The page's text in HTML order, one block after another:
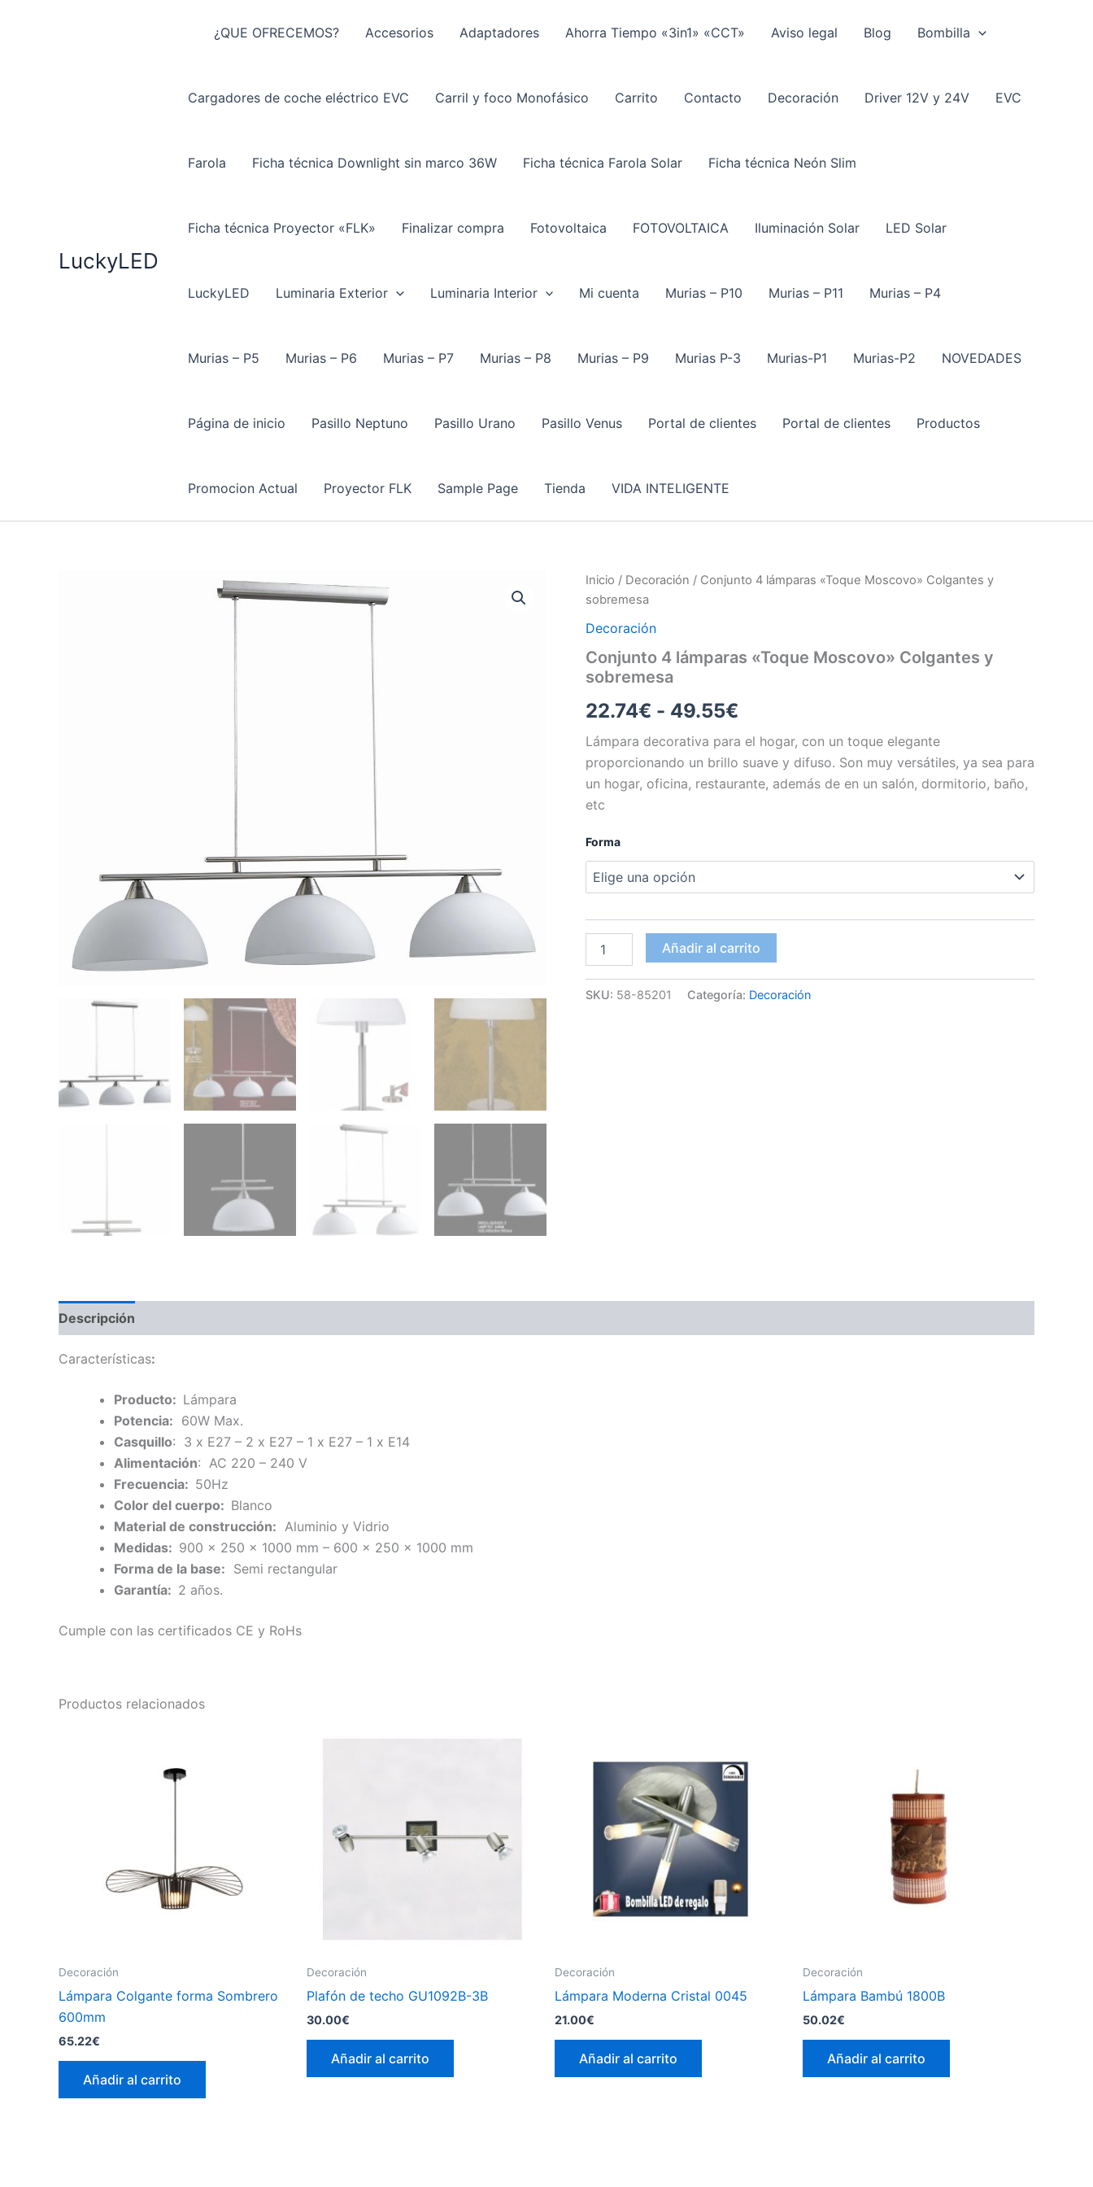
LuckyLED
¿QUE OFRECEMOS? Accesorios Adaptadores Ahorra Tiempo «3in1» «CCT» Aviso legal Blog Bombilla
Cargadores de coche eléctrico EVC Carril y foco Monofásico Carrito Contacto Decoración Driver 12V y 24V EVC
Farola Ficha técnica Downlight sin marco 36W Ficha técnica Farola Solar Ficha técnica Neón Slim
Ficha técnica Proyector «FLK» Finalizar compra Fotovoltaica FOTOVOLTAICA Iluminación Solar LED Solar
LuckyLED Luminaria Exterior Luminaria Interior Mi cuenta Murias – P10 Murias – P11 Murias – P4
Murias – P5 Murias – P6 Murias – P7 Murias – P8 Murias – P9 Murias P-3 Murias-P1 Murias-P2 NOVEDADES
Página de inicio Pasillo Neptuno Pasillo Urano Pasillo Venus Portal de clientes Portal de clientes Productos
Promocion Actual Proyector FLK Sample Page Tienda VIDA INTELIGENTE
Inicio / Decoración / Conjunto 4 lámparas «Toque Moscovo» Colgantes y
sobremesa
Decoración
Conjunto 4 lámparas «Toque Moscovo» Colgantes y
sobremesa
22.74€ - 49.55€
de
precios:
hasta
49.55€
Lámpara decorativa para el hogar, con un toque elegante
proporcionando un brillo suave y difuso. Son muy versátiles, ya sea para
un hogar, oficina, restaurante, además de en un salón, dormitorio, baño,
etc
Forma
"Toque
Añadir al carrito
SKU: 58-85201 Categoría: Decoración
Descripción
Características:
Producto: Lámpara
Potencia: 60W Max.
Casquillo: 3 x E27 – 2 x E27 – 1 x E27 – 1 x E14
Alimentación: AC 220 – 240 V
Frecuencia: 50Hz
Color del cuerpo: Blanco
Material de construcción: Aluminio y Vidrio
Medidas: 900 x 250 x 1000 mm – 600 x 250 x 1000 mm
Forma de la base: Semi rectangular
Garantía: 2 años.
Cumple con las certificados CE y RoHs
Productos relacionados
Decoración
Lámpara Colgante forma Sombrero
600mm
65.22€
Añadir al carrito
Decoración
Plafón de techo GU1092B-3B
30.00€
Añadir al carrito
Decoración
Lámpara Moderna Cristal 0045
21.00€
Añadir al carrito
Decoración
Lámpara Bambú 1800B
50.02€
Añadir al carrito